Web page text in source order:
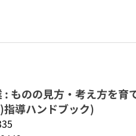
ものの見方・考え方を育
導ハンドブック)